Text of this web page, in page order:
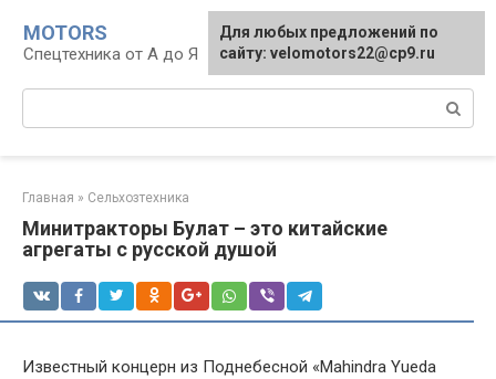
контенту
MOTORS
Спецтехника от А до Я
Главная » Сельхозтехника
Минитракторы Булат – это китайские
агрегаты с русской душой
Известный концерн из Поднебесной «Mahindra Yueda
Для любых предложений по
сайту: velomotors22@cp9.ru